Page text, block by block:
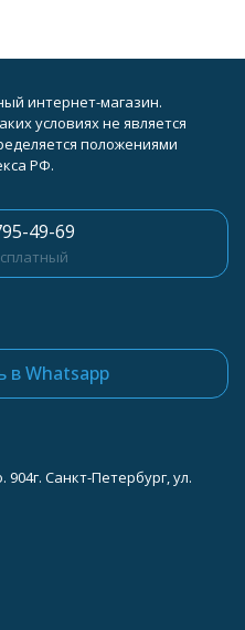
интернет-магазин.
условиях не является
положениями
РФ.
49-69
в Whatsapp
904г. Санкт-Петербург, ул.